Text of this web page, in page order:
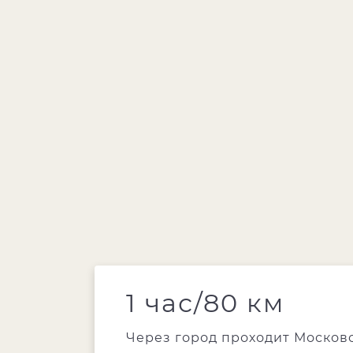
1 час/80 км
Через город проходит